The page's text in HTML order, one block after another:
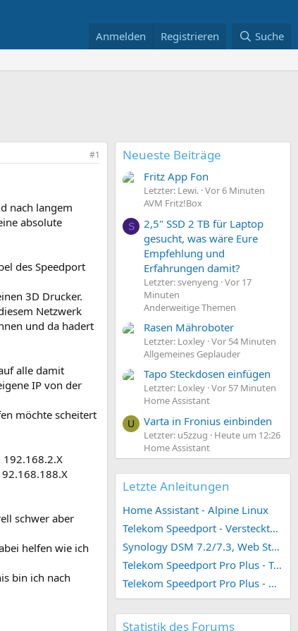
Anmelden Registrieren Suche
#1
nach langem
absolute
des Speedport
3D Drucker.
Netzwerk
und da hadert
alle damit
IP von der
möchte scheitert
192.168.2.X
schwer aber
helfen wie ich
bin ich nach
Neueste Beiträge
Fritz App Fon
Letzter: Lewi. Vor 6 Minuten
AVM Fritz!Box
S
2,5" SSD 2 TB für Laptop
gesucht, was wäre Eure
Empfehlung und
Erfahrungen damit?
Letzter: svenyeng Vor 17
Minuten
Anderweitige Themen
Rasen Mähroboter
Letzter: Loxley Vor 54 Minuten
Allgemeines Geplauder
Tapo Steckdosen einfügen
Letzter: Loxley Vor 57 Minuten
Home Assistant
U Varta in Fronius einbinden
Letzter: u5zzug
Heute um 12:26
Home Assistant
Letzte Anleitungen
Home Assistant - Alpine Linux
Telekom Speedport - Versteckte Konfigurationen
Synology DSM 7.2/7.3, Web Station 4, Webdienst und Webportal erstellen (ehemals vHost)
Telekom Speedport Pro Plus - Telefonie einrichten
Telekom Speedport Pro Plus - Netzwerk einrichten
Statistik des Forums